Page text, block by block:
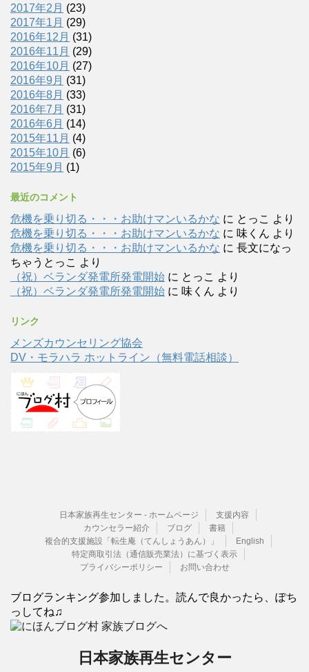
2017年2月 (23)
2017年1月 (29)
2016年12月 (31)
2016年11月 (29)
2016年10月 (27)
2016年9月 (31)
2016年8月 (33)
2016年7月 (31)
2016年6月 (14)
2015年11月 (4)
2015年10月 (6)
2015年9月 (1)
最近のコメント
危機を乗り切る・・・お助けマンいるかな に とっこ より
危機を乗り切る・・・お助けマンいるかな に 味くん より
危機を乗り切る・・・お助けマンいるかな に 長文になっ
ちゃうとっこ より
（祝）ベランダ発電所発電開始 に とっこ より
（祝）ベランダ発電所発電開始 に 味くん より
リンク
メンズカウンセリング協会
DV・モラハラ ホットライン（無料電話相談）
日本家族再生センター - ホームページ
支援内容
カウンセラー紹介
ブログ
書籍
複合的支援施設「転生庵（てんしょうあん）」
English
特定商取引法（通信販売業法）に基づく表示
プライバシーポリシー
お問い合わせ
ブログランキング参加しました。読んで良かったら、ぽち
っしてね♫
日本家族再生センター